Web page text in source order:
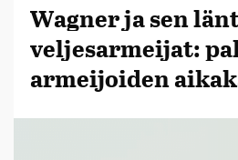
Wagner ja sen
veljesarmeijat:
armeijoiden